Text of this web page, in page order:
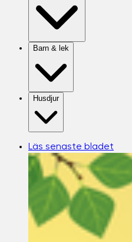
Barn & lek
Husdjur
Läs senaste bladet